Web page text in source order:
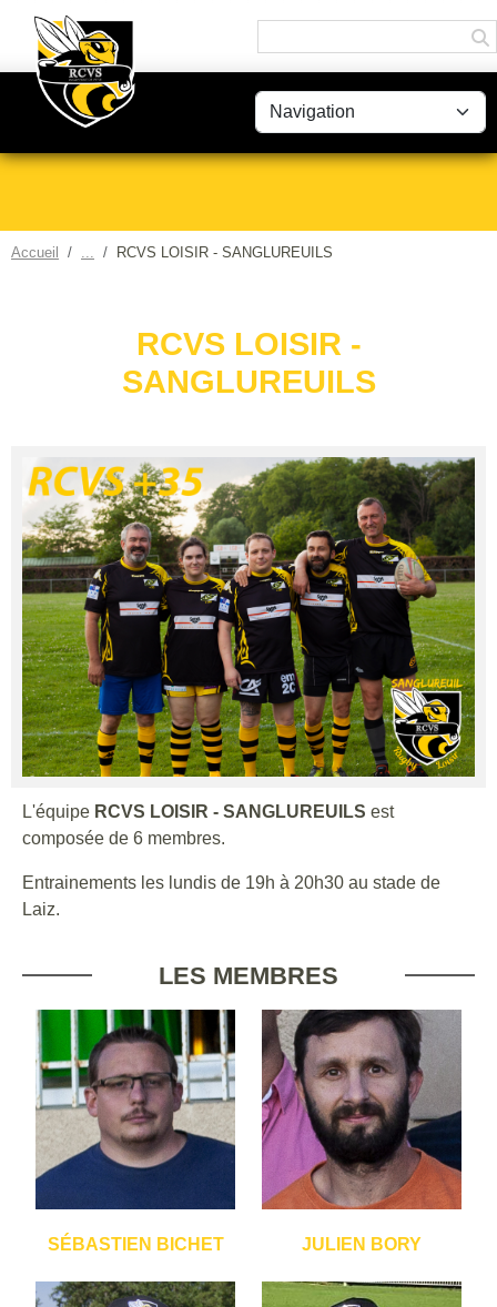
Accueil RCVS LOISIR - SANGLUREUILS
RCVS LOISIR -
SANGLUREUILS
L'équipe RCVS LOISIR - SANGLUREUILS est
composée de 6 membres.
Entrainements les lundis de 19h à 20h30 au stade de
Laiz.
LES MEMBRES
SÉBASTIEN BICHET JULIEN BORY
Panneau de gestion des cookies